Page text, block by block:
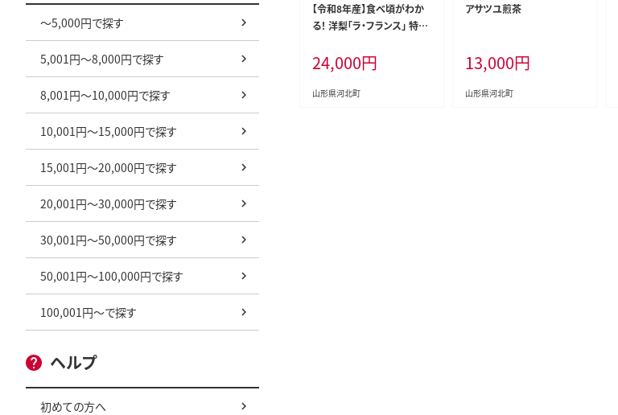
～5,000円で探す
5,001円～8,000円で探す
8,001円～10,000円で探す
10,001円～15,000円で探す
15,001円～20,000円で探す
20,001円～30,000円で探す
30,001円～50,000円で探す
50,001円～100,000円で探す
100,001円～で探す
ヘルプ
初めての方へ
【令和8年産】食べ頃がわか
る！ 洋梨「ラ・フランス」 特秀
北町観光物産協会】
24,000円
山形県河北町
アサツユ煎茶
13,000円
山形県河北町